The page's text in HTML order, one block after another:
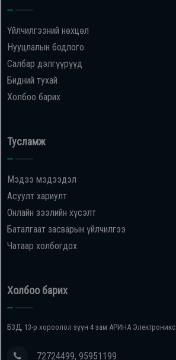
Үйлчилгээний нөхцөл
Нууцлалын бодлого
Салбар дэлгүүрүүд
Бидний тухай
Холбоо барих
Тусламж
Мэдээ мэдээдэл
Асуулт хариулт
Онлайн зээлийн хүсэлт
Баталгаат засварын үйлчилгээ
Чатаар холбогдох
Холбоо барих
БЗД, 13-р хороолол зүүн 4 зам АРИНА Электроникс
72724499, 95951199